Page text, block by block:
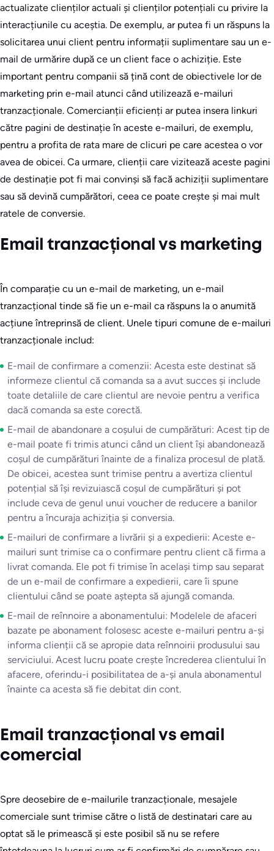
actualizate clienților actuali și clienților potențiali cu privire la
interacțiunile cu aceștia. De exemplu, ar putea fi un răspuns la
solicitarea unui client pentru informații suplimentare sau un e-
mail de urmărire după ce un client face o achiziție. Este
important pentru companii să țină cont de obiectivele lor de
marketing prin e-mail atunci când utilizează e-mailuri
tranzacționale. Comercianții eficienți ar putea insera linkuri
către pagini de destinație în aceste e-mailuri, de exemplu,
pentru a profita de rata mare de clicuri pe care acestea o vor
avea de obicei. Ca urmare, clienții care vizitează aceste pagini
de destinație pot fi mai convinși să facă achiziții suplimentare
sau să devină cumpărători, ceea ce poate crește și mai mult
ratele de conversie.
Email tranzacțional vs marketing
În comparație cu un e-mail de marketing, un e-mail
tranzacțional tinde să fie un e-mail ca răspuns la o anumită
acțiune întreprinsă de client. Unele tipuri comune de e-mailuri
tranzacționale includ:
E-mail de confirmare a comenzii: Acesta este destinat să
informeze clientul că comanda sa a avut succes și include
toate detaliile de care clientul are nevoie pentru a verifica
dacă comanda sa este corectă.
E-mail de abandonare a coșului de cumpărături: Acest tip de
e-mail poate fi trimis atunci când un client își abandonează
coșul de cumpărături înainte de a finaliza procesul de plată.
De obicei, acestea sunt trimise pentru a avertiza clientul
potențial să își revizuiască coșul de cumpărături și pot
include ceva de genul unui voucher de reducere a banilor
pentru a încuraja achiziția și conversia.
E-mailuri de confirmare a livrării și a expedierii: Aceste e-
mailuri sunt trimise ca o confirmare pentru client că firma a
livrat comanda. Ele pot fi trimise în același timp sau separat
de un e-mail de confirmare a expedierii, care îi spune
clientului când se poate aștepta să ajungă comanda.
E-mail de reînnoire a abonamentului: Modelele de afaceri
bazate pe abonament folosesc aceste e-mailuri pentru a-și
informa clienții că se apropie data reînnoirii produsului sau
serviciului. Acest lucru poate crește încrederea clientului în
afacere, oferindu-i posibilitatea de a-și anula abonamentul
înainte ca acesta să fie debitat din cont.
Email tranzacțional vs email
comercial
Spre deosebire de e-mailurile tranzacționale, mesajele
comerciale sunt trimise către o listă de destinatari care au
optat să le primească și este posibil să nu se refere